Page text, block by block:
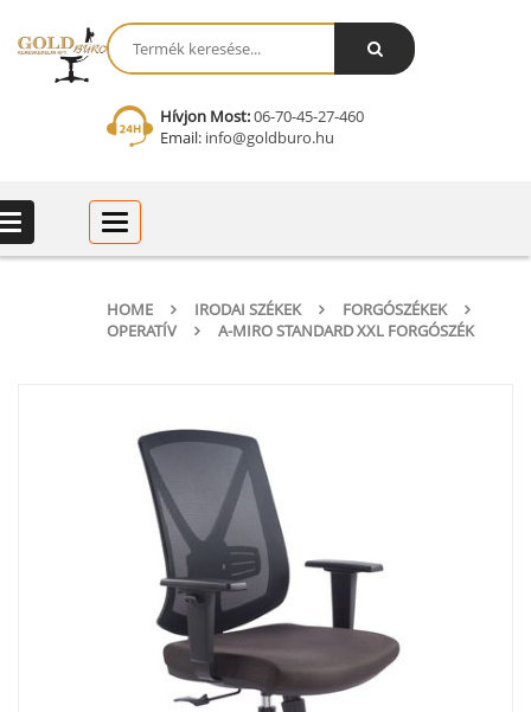
Hívjon Most:06-70-45-27-460
Email:info@goldburo.hu
Categories
Categories
HOME IRODAI SZÉKEK
FORGÓSZÉKEK
OPERATÍV
A-MIRO STANDARD XXL FORGÓSZÉK